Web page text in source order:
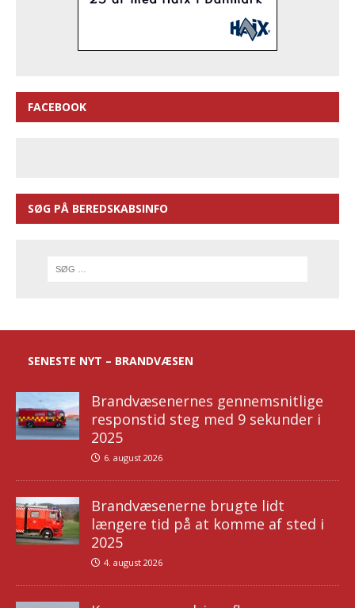
FACEBOOK
SØG PÅ BEREDSKABSINFO
SENESTE NYT – BRANDVÆSEN
Brandvæsenernes gennemsnitlige
responstid steg med 9 sekunder i
2025
6. august 2026
Brandvæsenerne brugte lidt
længere tid på at komme af sted i
2025
4. august 2026